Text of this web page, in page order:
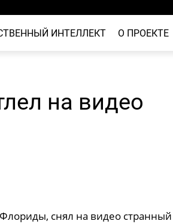
ИНТЕЛЛЕКТ О ПРОЕКТЕ
на видео
снял на видео странный